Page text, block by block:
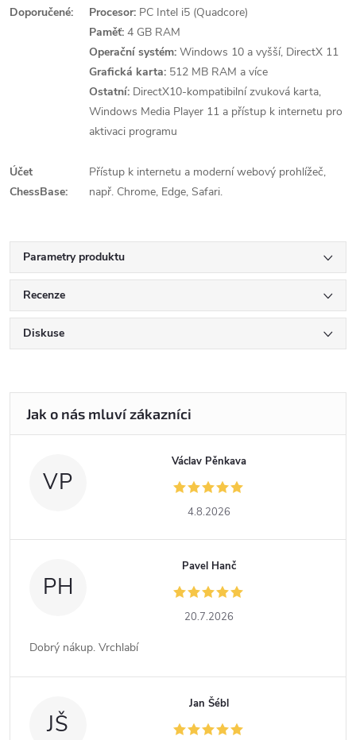
Doporučené: Procesor: PC Intel i5 (Quadcore)
Paměť: 4 GB RAM
Operační systém: Windows 10 a vyšší, DirectX 11
Grafická karta: 512 MB RAM a více
Ostatní: DirectX10-kompatibilní zvuková karta,
Windows Media Player 11 a přístup k internetu pro
aktivaci programu
Účet
ChessBase:
Přístup k internetu a moderní webový prohlížeč,
např. Chrome, Edge, Safari.
Parametry produktu
Recenze
Diskuse
VP
Václav Pěnkava
4.8.2026
PH
Pavel Hanč
20.7.2026
Dobrý nákup. Vrchlabí
JŠ
Jan Šébl